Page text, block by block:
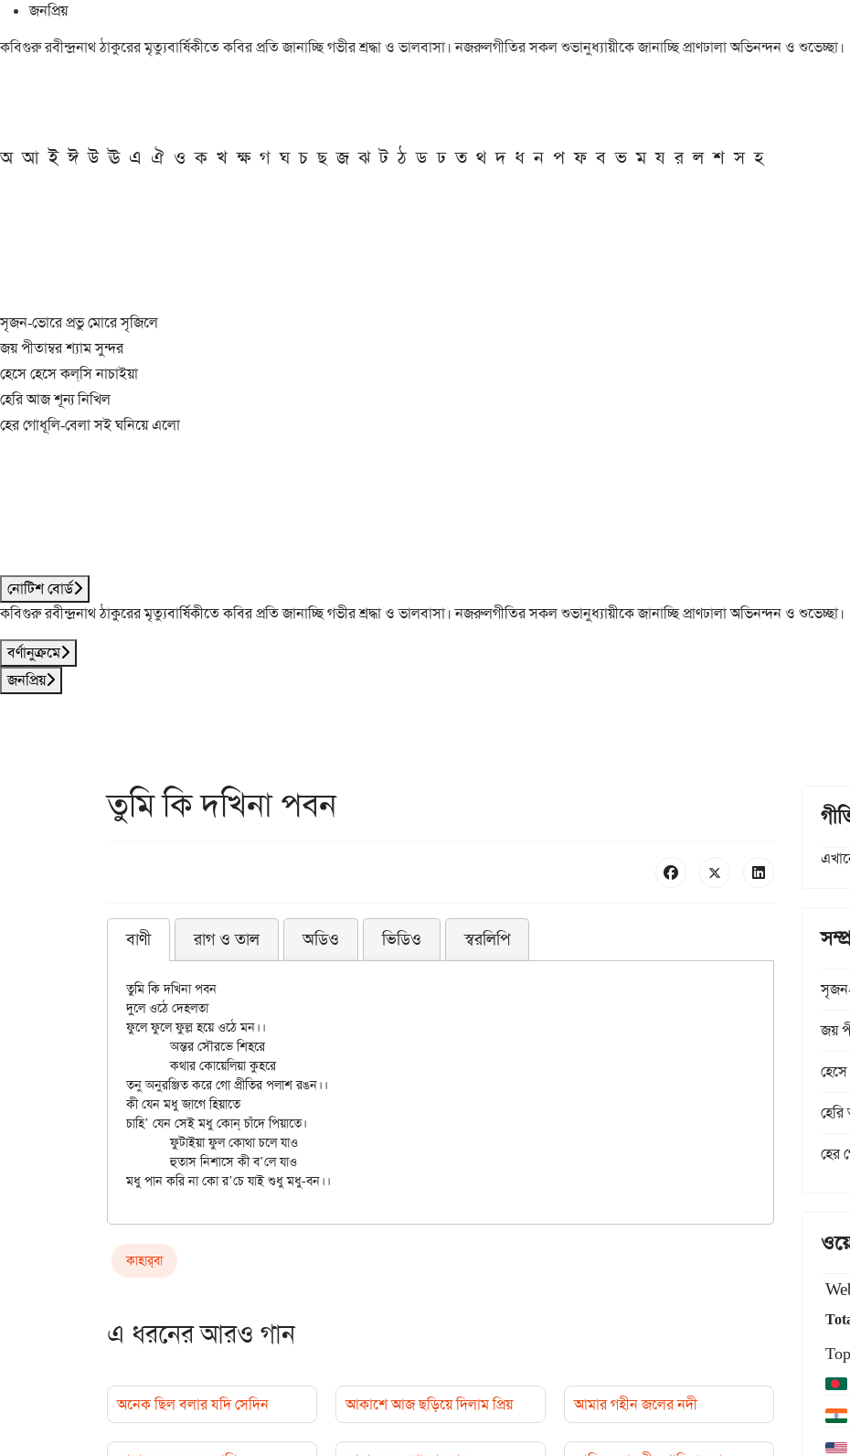
জনপ্রিয়
কবিগুরু রবীন্দ্রনাথ ঠাকুরের মৃত্যুবার্ষিকীতে কবির প্রতি জানাচ্ছি গভীর শ্রদ্ধা ও ভালবাসা। নজরুলগীতির সকল শুভানুধ্যায়ীকে জানাচ্ছি প্রাণঢালা অভিনন্দন ও শুভেচ্ছা।
অ আ ই ঈ উ ঊ এ ঐ ও ক খ ক্ষ গ ঘ চ ছ জ ঝ ট ঠ ড ঢ ত থ দ ধ ন প ফ ব ভ ম য র ল শ স হ
সৃজন-ভোরে প্রভু মোরে সৃজিলে
জয় পীতাম্বর শ্যাম সুন্দর
হেসে হেসে কল্‌সি নাচাইয়া
হেরি আজ শূন্য নিখিল
হের গোধূলি-বেলা সই ঘনিয়ে এলো
নোটিশ বোর্ড
কবিগুরু রবীন্দ্রনাথ ঠাকুরের মৃত্যুবার্ষিকীতে কবির প্রতি জানাচ্ছি গভীর শ্রদ্ধা ও ভালবাসা। নজরুলগীতির সকল শুভানুধ্যায়ীকে জানাচ্ছি প্রাণঢালা অভিনন্দন ও শুভেচ্ছা।
বর্ণানুক্রমে
জনপ্রিয়
তুমি কি দখিনা পবন
বাণী রাগ ও তাল অডিও ভিডিও স্বরলিপি
তুমি কি দখিনা পবন
দুলে ওঠে দেহলতা
ফুলে ফুলে ফুল্ল হয়ে ওঠে মন।।
	অন্তর সৌরভে শিহরে
	কথার কোয়েলিয়া কুহরে
তনু অনুরঞ্জিত করে গো প্রীতির পলাশ রঙন।।
কী যেন মধু জাগে হিয়াতে
চাহি’ যেন সেই মধু কোন্‌ চাঁদে পিয়াতে।
	ফুটাইয়া ফুল কোথা চলে যাও
	হুতাস নিশাসে কী ব’লে যাও
কাহার্‌বা
এ ধরনের আরও গান
অনেক ছিল বলার যদি সেদিন আকাশে আজ ছড়িয়ে দিলাম প্রিয় আমার গহীন জলের নদী
জয়
হের